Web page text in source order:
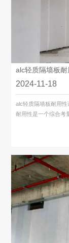
alc轻质隔墙板
2024-11-18
alc轻质隔墙板​耐用
耐用性是一个综合考